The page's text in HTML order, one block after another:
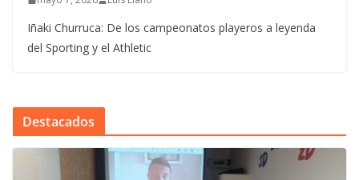
Iñaki Churruca: De los campeonatos playeros a leyenda
del Sporting y el Athletic
Destacados